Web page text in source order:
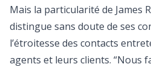
Mais la particularité de James
distingue sans doute de ses
l’étroitesse des contacts
agents et leurs clients. “Nous